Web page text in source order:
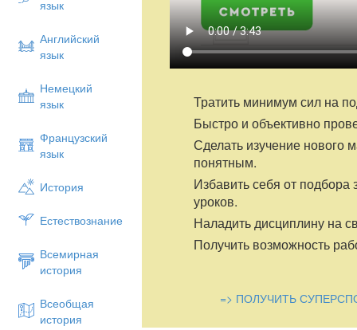
язык
Английский
язык
Немецкий
язык
Французский
язык
История
Естествознание
Всемирная
история
Всеобщая
история
Тратить минимум сил на
Быстро и объективно
Сделать изучение нового
понятным.
Избавить себя от подбора
уроков.
Наладить дисциплину на
Получить возможность
=> ПОЛУЧИТЬ